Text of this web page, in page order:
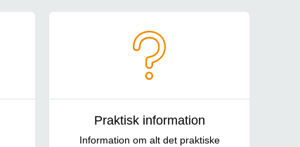
Praktisk information
Information om alt det praktiske